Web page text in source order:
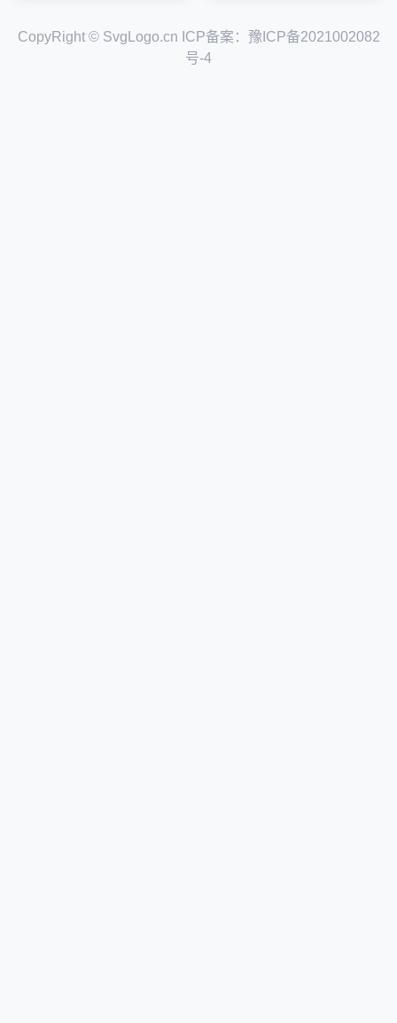
CopyRight © SvgLogo.cn ICP备案： 豫ICP备2021002082
号-4